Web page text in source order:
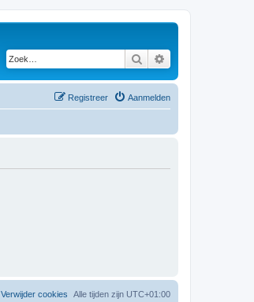
Zoek
Aanmelden
Registreer
Alle tijden zijn UTC+01:00
Verwijder cookies